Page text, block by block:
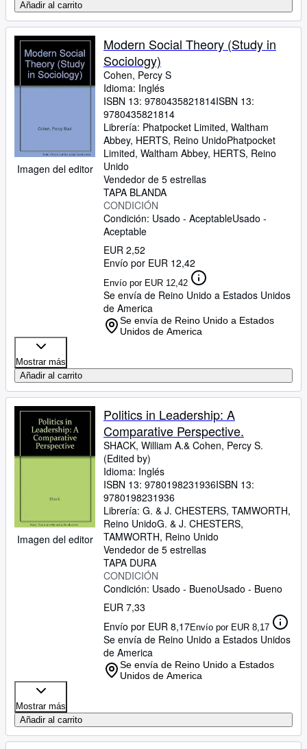
Añadir al carrito
Imagen del editor
Modern Social Theory (Study in
Sociology)
Cohen, Percy S
Idioma: Inglés
ISBN 13: 9780435821814ISBN 13:
9780435821814
Librería: Phatpocket Limited, Waltham
Abbey, HERTS, Reino UnidoPhatpocket
Limited, Waltham Abbey, HERTS, Reino
Unido
Vendedor de 5 estrellas
TAPA BLANDA
CONDICIÓN
Condición: Usado - AceptableUsado -
Aceptable
EUR 2,52
Envío por EUR 12,42
Envío por EUR 12,42
Se envía de Reino Unido a Estados Unidos
de America
Se envía de Reino Unido a Estados
Unidos de America
Mostrar más
Añadir al carrito
Imagen del editor
Politics in Leadership: A
Comparative Perspective.
SHACK, William A.& Cohen, Percy S.
(Edited by)
Idioma: Inglés
ISBN 13: 9780198231936ISBN 13:
9780198231936
Librería: G. & J. CHESTERS, TAMWORTH,
Reino UnidoG. & J. CHESTERS,
TAMWORTH, Reino Unido
Vendedor de 5 estrellas
TAPA DURA
CONDICIÓN
Condición: Usado - BuenoUsado - Bueno
EUR 7,33
Envío por EUR 8,17Envío por EUR 8,17
Se envía de Reino Unido a Estados Unidos
de America
Se envía de Reino Unido a Estados
Unidos de America
Mostrar más
Añadir al carrito